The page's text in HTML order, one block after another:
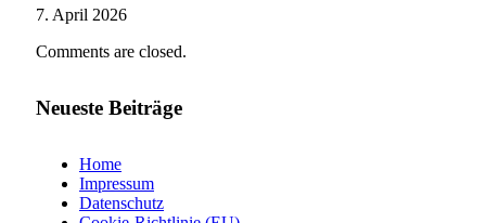
7. April 2026
Comments are closed.
Neueste Beiträge
Home
Impressum
Datenschutz